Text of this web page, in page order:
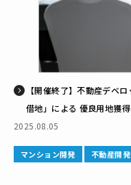
【開催終了】不動産デベ
借地」による 優良用地獲
2025.08.05
マンション開発 不動産開発